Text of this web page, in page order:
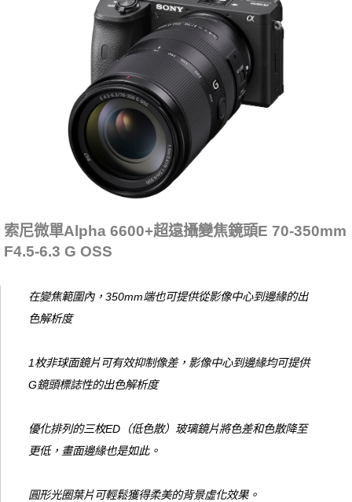
索尼微單Alpha 6600+超遠攝變焦鏡頭E 70-350mm
F4.5-6.3 G OSS
在變焦範圍內，350mm端也可提供從影像中心到邊緣的出
色解析度
1枚非球面鏡片可有效抑制像差，影像中心到邊緣均可提供
G鏡頭標誌性的出色解析度
優化排列的三枚ED（低色散）玻璃鏡片將色差和色散降至
更低，畫面邊緣也是如此。
圓形光圈葉片可輕鬆獲得柔美的背景虛化效果。